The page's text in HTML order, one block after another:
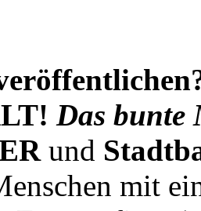
Das bunte
und
mit